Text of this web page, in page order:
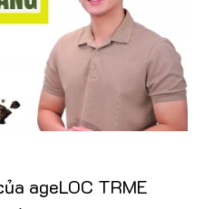
ageLOC TRME